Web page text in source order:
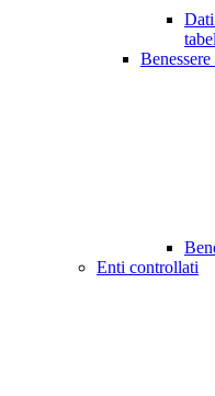
Enti controllati